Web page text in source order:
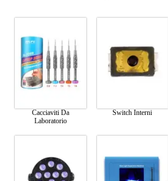
Cacciaviti Da
Laboratorio
Switch Interni